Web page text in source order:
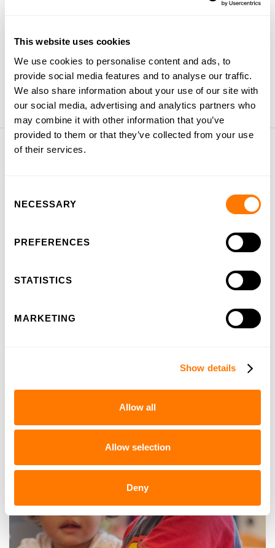
This website uses cookies
We use cookies to personalise content and ads, to
provide social media features and to analyse our traffic.
We also share information about your use of our site with
our social media, advertising and analytics partners who
may combine it with other information that you’ve
provided to them or that they’ve collected from your use
of their services.
Selection
NECESSARY
PREFERENCES
STATISTICS
MARKETING
Show details
Allow all
Allow selection
Deny
Ervaringen van leerlingen
Blog
Snel naar